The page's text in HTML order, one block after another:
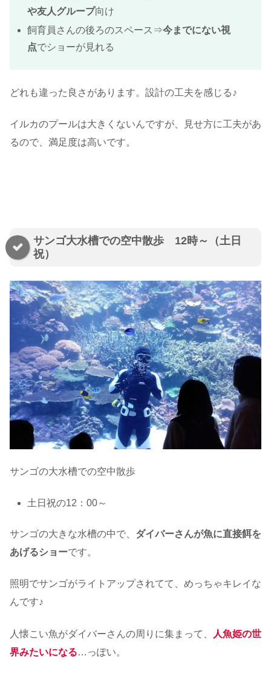
や友人グループ向け
飼育員さんの後ろのスペース⇒今までにない視
点でショーが見れる
どれも違った良さがあります。設計の工夫を感じる♪
イルカのプールは大きくないんですが、見せ方に工夫があ
るので、満足度は高いです。
サンゴ大水槽での空中散歩 12時～（土日
祝）
サンゴの大水槽での空中散歩
土日祝の12：00～
サンゴの大きな水槽の中で、 ダイバーさんが魚に直接餌を
あげるショーです。
照明でサンゴがライトアップされてて、めっちゃキレイな
んです♪
人懐こい魚がダイバーさんの周りに集まって、
人魚姫の世
界みたいになる…っぽい。